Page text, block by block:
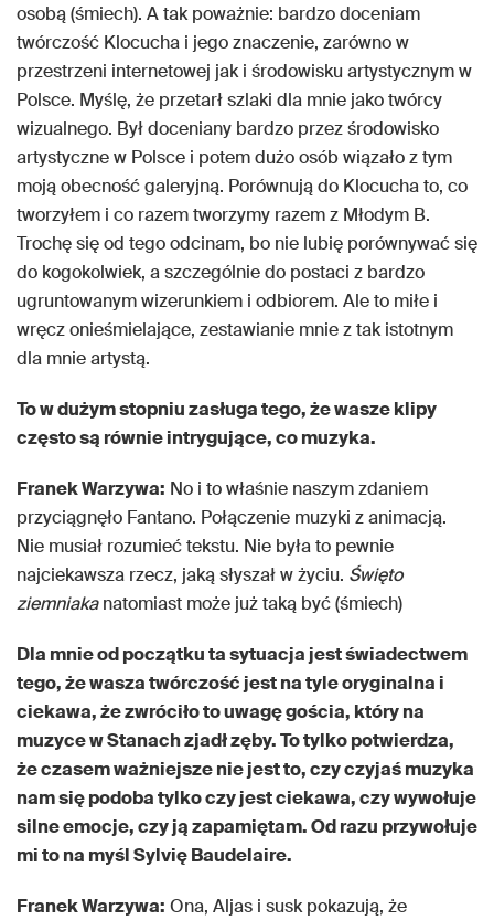
osobą (śmiech). A tak poważnie: bardzo doceniam
twórczość Klocucha i jego znaczenie, zarówno w
przestrzeni internetowej jak i środowisku artystycznym w
Polsce. Myślę, że przetarł szlaki dla mnie jako twórcy
wizualnego. Był doceniany bardzo przez środowisko
artystyczne w Polsce i potem dużo osób wiązało z tym
moją obecność galeryjną. Porównują do Klocucha to, co
tworzyłem i co razem tworzymy razem z Młodym B.
Trochę się od tego odcinam, bo nie lubię porównywać się
do kogokolwiek, a szczególnie do postaci z bardzo
ugruntowanym wizerunkiem i odbiorem. Ale to miłe i
wręcz onieśmielające, zestawianie mnie z tak istotnym
dla mnie artystą.
To w dużym stopniu zasługa tego, że wasze klipy
często są równie intrygujące, co muzyka.
Franek Warzywa: No i to właśnie naszym zdaniem
przyciągnęło Fantano. Połączenie muzyki z animacją.
Nie musiał rozumieć tekstu. Nie była to pewnie
najciekawsza rzecz, jaką słyszał w życiu. Święto
ziemniakanatomiast może już taką być (śmiech)
Dla mnie od początku ta sytuacja jest świadectwem
tego, że wasza twórczość jest na tyle oryginalna i
ciekawa, że zwróciło to uwagę gościa, który na
muzyce w Stanach zjadł zęby. To tylko potwierdza,
że czasem ważniejsze nie jest to, czy czyjaś muzyka
nam się podoba tylko czy jest ciekawa, czy wywołuje
silne emocje, czy ją zapamiętam. Od razu przywołuje
mi to na myśl Sylvię Baudelaire.
Franek Warzywa: Ona, Aljas i susk pokazują, że